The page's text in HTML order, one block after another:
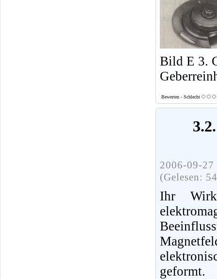
Bild E 3.
Bewerten - Schlecht
2006-09-
(Gelesen:
Ihr
geformt.